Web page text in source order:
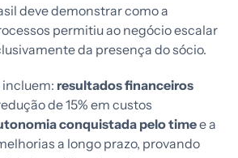
deve demonstrar como a
permitiu ao negócio escalar
da presença do sócio.
incluem: resultados financeiros
de 15% em custos
conquistada pelo timee a
a longo prazo, provando